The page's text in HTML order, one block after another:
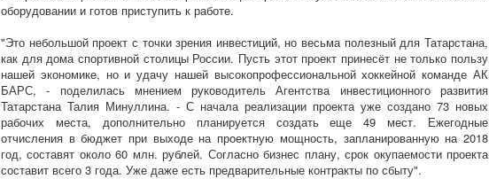
оборудовании и готов приступить к работе.
"Это небольшой проект с точки зрения инвестиций, но весьма полезный для Татарстана,
как для дома спортивной столицы России. Пусть этот проект принесёт не только пользу
нашей экономике, но и удачу нашей высокопрофессиональной хоккейной команде АК
БАРС, - поделилась мнением руководитель Агентства инвестиционного развития
Татарстана Талия Минуллина. - С начала реализации проекта уже создано 73 новых
рабочих места, дополнительно планируется создать еще 49 мест. Ежегодные
отчисления в бюджет при выходе на проектную мощность, запланированную на 2018
год, составят около 60 млн. рублей. Согласно бизнес плану, срок окупаемости проекта
составит всего 3 года. Уже даже есть предварительные контракты по сбыту".